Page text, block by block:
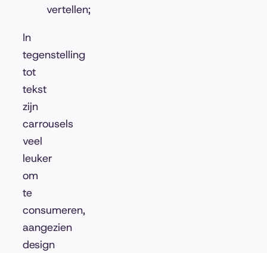
vertellen;
In
tegenstelling
tot
tekst
zijn
carrousels
veel
leuker
om
te
consumeren,
aangezien
design